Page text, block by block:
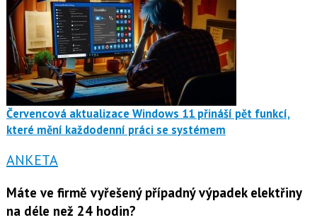
Červencová aktualizace Windows 11 přináší pět funkcí,
které mění každodenní práci se systémem
ANKETA
Máte ve firmě vyřešený případný výpadek elektřiny
na déle než 24 hodin?